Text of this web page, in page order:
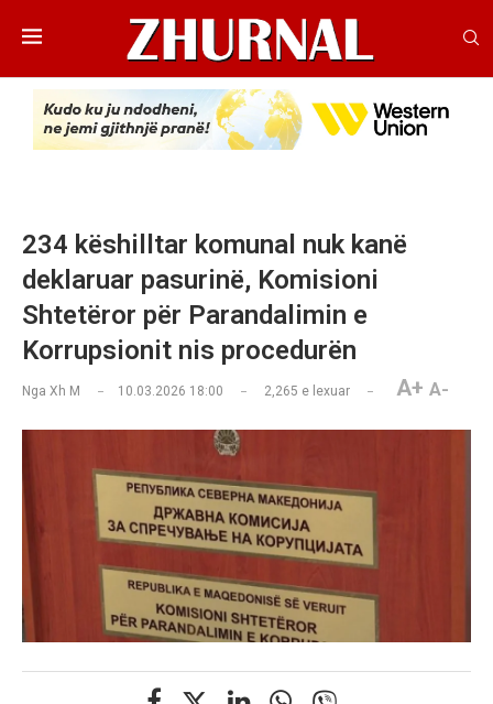
234 këshilltar komunal nuk kanë
deklaruar pasurinë, Komisioni
Shtetëror për Parandalimin e
Korrupsionit nis procedurën
Nga Xh M 10.03.2026 18:00 2,265 e lexuar A+ A-